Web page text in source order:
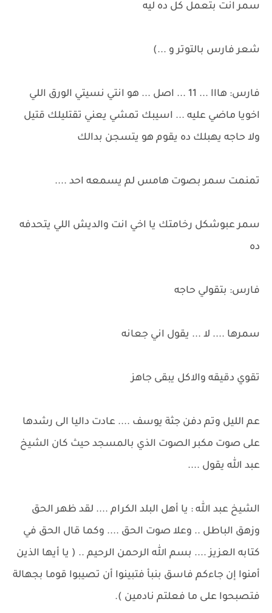
سمر انت بتعمل كل ده ليه
شعر فارس بالتوتر و ...)
فارس: هااا ... 11 ... اصل ... هو انتي نسيتي الورق اللي
اخويا ماضي عليه ... اسيبك تمشي يعني تقتليلك قتيل
ولا حاجه يهبلك ده يقوم هو يتسجن بدالك
تمنمت سمر بصوت هامس لم يسمعه احد ....
سمر عبوشكل رخامتك يا اخي انت والديش اللي يتحدفه
ده
فارس: بتقولي حاجه
سمرها .... لا ... يقول اني جعانه
تقوي دقيقه والاكل يبقى جاهز
عم الليل وتم دفن جثة يوسف .... عادت داليا الى رشدها
على صوت مكبر الصوت الذي بالمسجد حيث كان الشيخ
عبد الله يقول ....
الشيخ عبد الله : يا أهل البلد الكرام .... لقد ظهر الحق
وزهق الباطل .. وعلا صوت الحق .... وكما قال الحق في
كتابه العزيز .... بسم الله الرحمن الرحيم .. ( يا أيها الذين
أمنوا إن جاءكم فاسق بنبأ فتبينوا أن تصيبوا قوما بجهالة
فتصبحوا على ما فعلتم نادمين ).